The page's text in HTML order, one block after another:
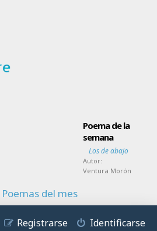
Poema de la
semana
Los de abajo
Autor:
Ventura Morón
Poemas del mes
Identificarse
Registrarse